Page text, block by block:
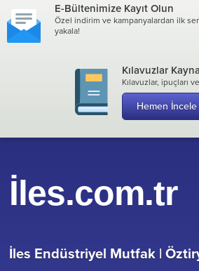
E-Bültenimize Kayıt Olun
Özel indirim ve kampanyalardan ilk
yakala!
Kılavuzlar
Kılavuzlar, ipuçları
Hemen İncele
İles.com.tr
İles Endüstriyel Mutfak |